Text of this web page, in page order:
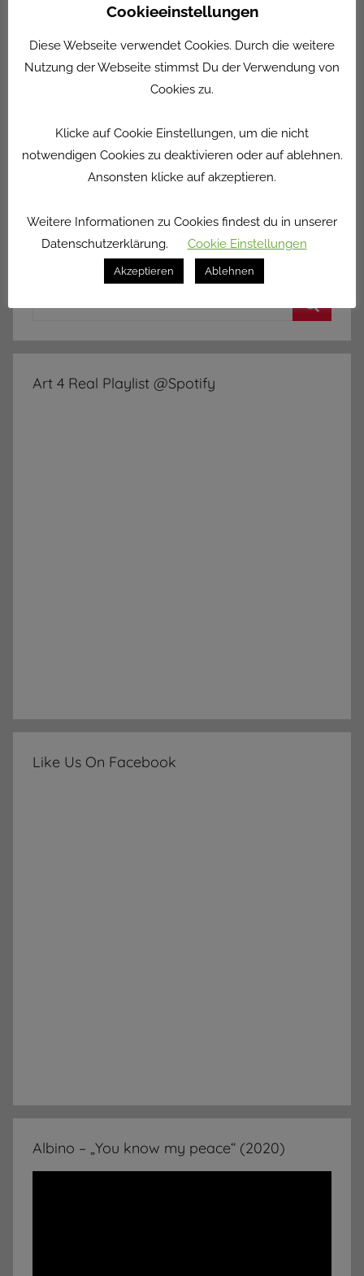
Aktivitäten der Nutzer bzw. gibt diese an Nutzer
und Partner weiter, wie etwa Publisher, Inserenten
oder verbundene Websites.
Händlerschutz
Teilen mit:
a
c
b
o
k
h
at
s
A
p
w
itt
er
e
ss
e
n
er
ei
le
n
Art 4 Real Playlist @Spotify
Like Us On Facebook
Albino – „You know my peace“ (2020)
Cookieeinstellungen
Diese Webseite verwendet Cookies. Durch die weitere
Nutzung der Webseite stimmst Du der Verwendung von
Cookies zu.
Klicke auf Cookie Einstellungen, um die nicht
notwendigen Cookies zu deaktivieren oder auf ablehnen.
Ansonsten klicke auf akzeptieren.
Weitere Informationen zu Cookies findest du in unserer
Datenschutzerklärung.
Cookie Einstellungen
Akzeptieren Ablehnen